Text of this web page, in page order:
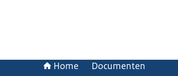
Home Documenten